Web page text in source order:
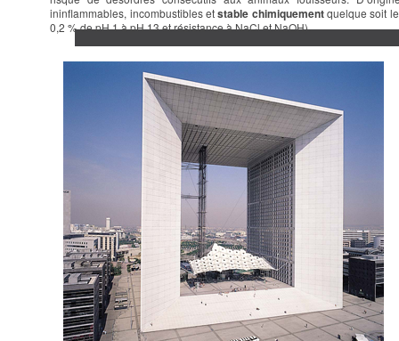
ininflammables, incombustibles etstable chimiquementquelque soit
0,2 % de pH 1 à pH 13 et résistance à NaCl et NaOH).